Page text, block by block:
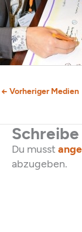
← Vorheriger Medien
Du musst
abzugeben.